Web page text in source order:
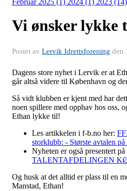
Februar 2025 (1) 2024 (1) 2023 (14)
Vi ønsker lykke
Postet av Lervik Idrettsforening den
Dagens store nyhet i Lervik er at
går altså videre til København og
Så vidt klubben er kjent med har
noen spillere med opphav hos oss,
Ethan lykke til!
Les artikkelen i f-b.no her:
storklubb: - Største avtalen på
Nyheten er også presentert
TALENTAFDELINGEN
Og husk at det alltid er plass til en
Manstad, Ethan!